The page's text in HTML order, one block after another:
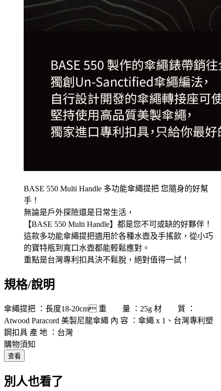
BASE 550 Multi Handle 多功能傘繩提把 您隨身的好幫
手！
無論是戶外探險還是日常生活，
【BASE 550 Multi Handle】都是您不可或缺的好夥伴！
這款多功能傘繩提把適用於各種水壺及手搖飲，從小巧
的寶特瓶到寬口水壺都能輕鬆應對。
重點是台灣專利扣具決不鬆脫，絕對值得一試！
規格/說明
傘繩提把 ：長度18-20cm 重 量 ：25g 材 質 ：
Atwood Paracord 美製尼龍傘繩 內 容 ：傘繩 x 1、台灣專利塑
鋼扣具 產 地 ：台灣
購物須知
查看
別人也看了